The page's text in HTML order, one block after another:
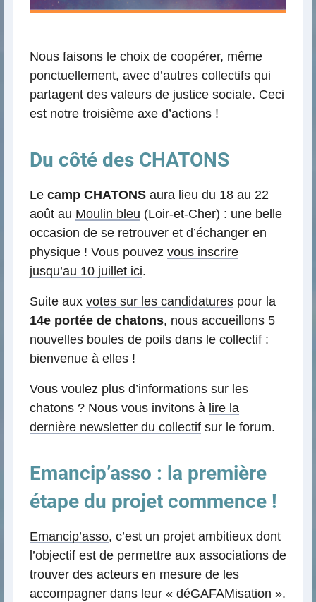
Nous faisons le choix de coopérer, même
ponctuellement, avec d’autres collectifs qui
partagent des valeurs de justice sociale. Ceci
est notre troisième axe d’actions !
Du côté des CHATONS
Le camp CHATONS aura lieu du 18 au 22
août au Moulin bleu (Loir-et-Cher) : une belle
occasion de se retrouver et d’échanger en
physique ! Vous pouvez vous inscrire
jusqu’au 10 juillet ici.
Suite aux votes sur les candidatures pour la
14e portée de chatons, nous accueillons 5
nouvelles boules de poils dans le collectif :
bienvenue à elles !
Vous voulez plus d’informations sur les
chatons ? Nous vous invitons à lire la
dernière newsletter du collectif sur le forum.
Emancip’asso : la première
étape du projet commence !
Emancip’asso, c’est un projet ambitieux dont
l’objectif est de permettre aux associations de
trouver des acteurs en mesure de les
accompagner dans leur « déGAFAMisation ».